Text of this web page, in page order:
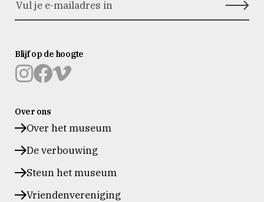
Over ons
Over het museum
De verbouwing
Steun het museum
Vriendenvereniging
Blijf op de hoogte
Delft
op
Delft
op op